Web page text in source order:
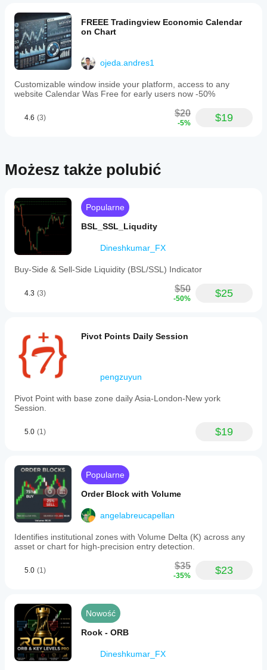
enhancing
its
utility
within
a
comprehensive
trading
setup.
Profil wskaźnika
FREEE Tradingview Economic Calendar
on Chart
ojeda.andres1
Customizable window inside your platform, access to any
website Calendar Was Free for early users now -50%
4.6 (3) $20
-5% $19
Możesz także polubić
Popularne
BSL_SSL_Liqudity
Dineshkumar_FX
Buy-Side & Sell-Side Liquidity (BSL/SSL) Indicator
4.3 (3) $50
-50% $25
Pivot Points Daily Session
pengzuyun
Pivot Point with base zone daily Asia-London-New york
Session.
5.0 (1) $19
Popularne
Order Block with Volume
angelabreucapellan
Identifies institutional zones with Volume Delta (K) across any
asset or chart for high-precision entry detection.
5.0 (1) $35
-35% $23
Nowość
Rook - ORB
Dineshkumar_FX